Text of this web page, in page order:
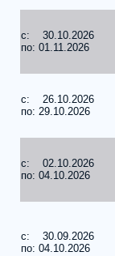
c: 30.10.2026
по: 01.11.2026
c: 26.10.2026
по: 29.10.2026
c: 02.10.2026
по: 04.10.2026
c: 30.09.2026
по: 04.10.2026